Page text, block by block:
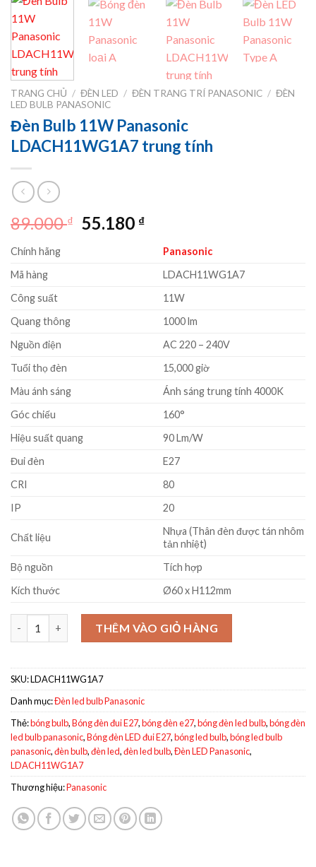
TRANG CHỦ / ĐÈN LED / ĐÈN TRANG TRÍ PANASONIC / ĐÈN
LED BULB PANASONIC
Đèn Bulb 11W Panasonic
LDACH11WG1A7 trung tính
89.000₫
Giá
55.180 ₫Giá
tại
55.180 ₫.
Chính hãng
Panasonic
Mã hàng
LDACH11WG1A7
Công suất
11W
Quang thông
1000 lm
Nguồn điện
AC 220 – 240V
Tuổi thọ đèn
15,000 giờ
Màu ánh sáng
Ánh sáng trung tính 4000K
Góc chiếu
160°
Hiệu suất quang
90 Lm/W
Đui đèn
E27
CRI
80
IP
20
Chất liệu
Nhựa (Thân đèn được tán nhôm
tản nhiệt)
Bộ nguồn
Tích hợp
Kích thước
Ø60 x H112mm
Đèn Bulb 11W Panasonic LDACH11WG1A7 trung tính số lượng
THÊM VÀO GIỎ HÀNG
SKU:LDACH11WG1A7
Danh mục:Đèn led bulb Panasonic
Thẻ:bóng bulb,Bóng đèn đui E27,bóng đèn e27,bóng đèn led bulb,bóng đèn
led bulb panasonic,Bóng đèn LED đui E27,bóng led bulb,bóng led bulb
panasonic,đèn bulb,đèn led,đèn led bulb,Đèn LED Panasonic,
LDACH11WG1A7
Thương hiệu:Panasonic